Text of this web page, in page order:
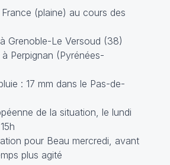
(plaine) au cours des
Grenoble-Le Versoud (38)
à Perpignan (Pyrénées-
: 17 mm dans le Pas-de-
de la situation, le lundi